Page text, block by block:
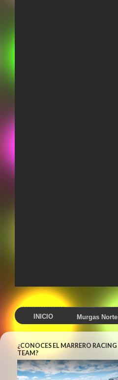
INICIO Murgas Norte
¿CONOCES EL MARRERO RACING
TEAM?